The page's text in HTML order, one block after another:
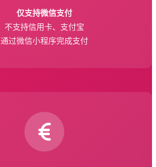
仅支持微信支付
不支持信用卡、支付宝
通过微信小程序完成支付